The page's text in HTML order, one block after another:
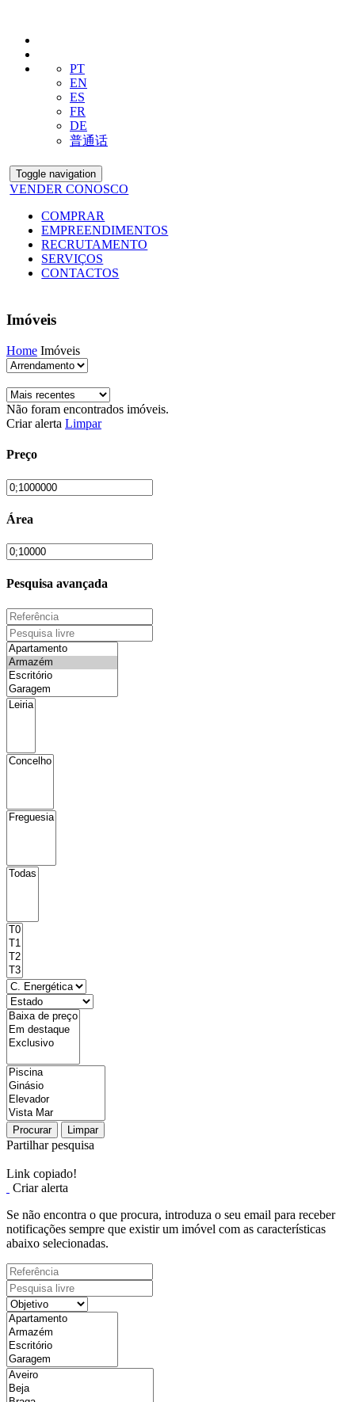
PT
EN
ES
FR
DE
普通话
Toggle navigation
VENDER CONOSCO
COMPRAR
EMPREENDIMENTOS
RECRUTAMENTO
SERVIÇOS
CONTACTOS
Imóveis
Home Imóveis
Não foram encontrados imóveis.
Criar alerta Limpar
Preço
Área
Pesquisa avançada
Procurar Limpar
Partilhar pesquisa
Link copiado!
Criar alerta
Se não encontra o que procura, introduza o seu email para receber
notificações sempre que existir um imóvel com as características
abaixo selecionadas.